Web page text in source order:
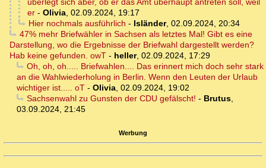
überlegt sich aber, ob er das Amt überhaupt antreten soll, weil
er - Olivia, 02.09.2024, 19:17
Hier nochmals ausführlich - Isländer, 02.09.2024, 20:34
47% mehr Briefwähler in Sachsen als letztes Mal! Gibt es eine
Darstellung, wo die Ergebnisse der Briefwahl dargestellt werden?
Hab keine gefunden. owT - heller, 02.09.2024, 17:29
Oh, oh, oh..... Briefwahlen.... Das erinnert mich doch sehr stark
an die Wahlwiederholung in Berlin. Wenn den Leuten der Urlaub
wichtiger ist..... oT - Olivia, 02.09.2024, 19:02
Sachsenwahl zu Gunsten der CDU gefälscht! - Brutus,
03.09.2024, 21:45
Werbung